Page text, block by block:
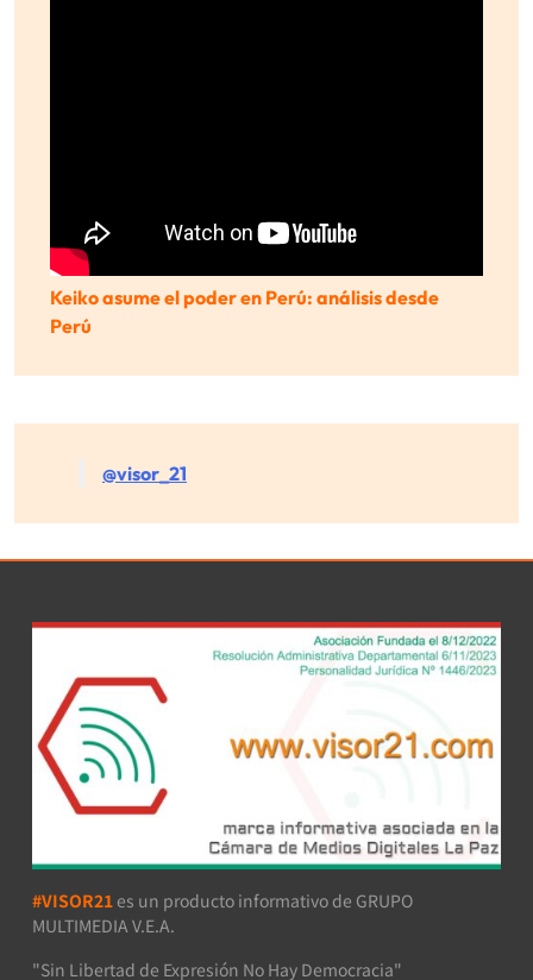
Keiko asume el poder en Perú: análisis desde
Perú
@visor_21
#VISOR21 es un producto informativo de GRUPO
MULTIMEDIA V.E.A.
"Sin Libertad de Expresión No Hay Democracia"